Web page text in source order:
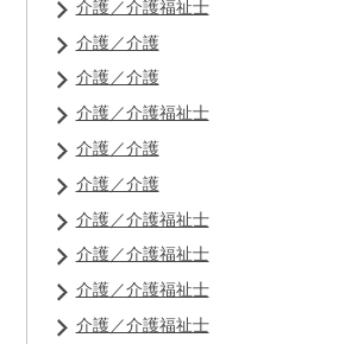
介護／介護福祉士
介護／介護
介護／介護
介護／介護福祉士
介護／介護
介護／介護
介護／介護福祉士
介護／介護福祉士
介護／介護福祉士
介護／介護福祉士